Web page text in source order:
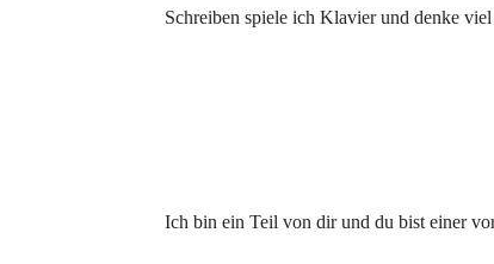
Schreiben spiele ich Klavier und denke
Ich bin ein Teil von dir und du bist einer